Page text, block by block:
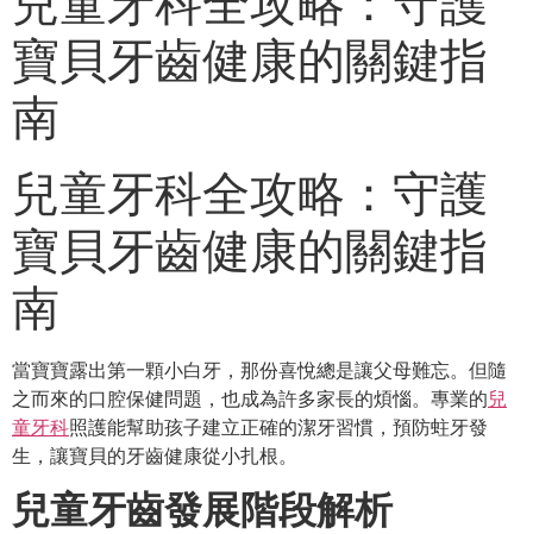
寶貝牙齒健康的關鍵指
南
兒童牙科全攻略：守護
寶貝牙齒健康的關鍵指
南
當寶寶露出第一顆小白牙，那份喜悅總是讓父母難忘。但隨
之而來的口腔保健問題，也成為許多家長的煩惱。專業的兒
童牙科照護能幫助孩子建立正確的潔牙習慣，預防蛀牙發
生，讓寶貝的牙齒健康從小扎根。
兒童牙齒發展階段解析